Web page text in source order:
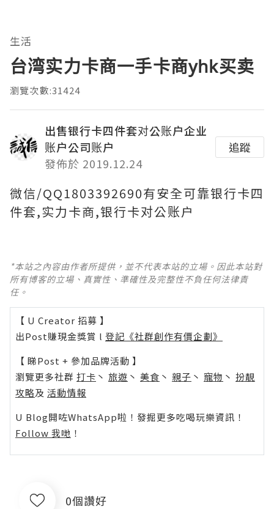
生活
台湾实力卡商一手卡商yhk买卖
瀏覽次數:31424
出售银行卡四件套对公账户企业
账户公司账户
發佈於 2019.12.24
追蹤
微信/QQ1803392690有安全可靠银行卡四
件套,实力卡商,银行卡对公账户
*本站之內容由作者所提供，並不代表本站的立場。因此本站對
所有博客的立場、真實性、準確性及完整性不負任何法律責
任。
【 U Creator 招募 】
出Post賺現金獎賞 l 登記《社群創作有價企劃》
【 睇Post + 參加品牌活動 】
瀏覽更多社群 打卡 丶 旅遊 丶 美食 丶 親子 丶 寵物 丶 扮靚
攻略及 活動情報
U Blog開咗WhatsApp啦！發掘更多吃喝玩樂資訊！
Follow 我哋 ！
0個讚好